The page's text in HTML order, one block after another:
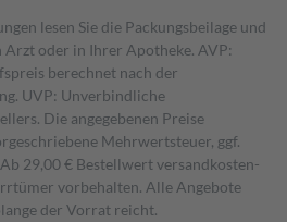
lesen Sie die Packungsbeilage und
oder in Ihrer Apotheke. AVP:
berechnet nach der
UVP: Unverbindliche
Die angegebenen Preise
Mehrwertsteuer, ggf.
Ab 29,00 € Bestell­wert versand­kosten­
vorbehalten. Alle Angebote
der Vorrat reicht.